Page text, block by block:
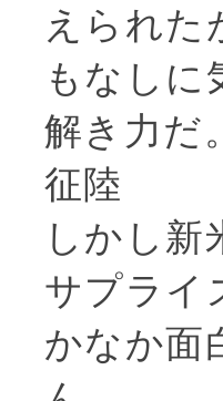
えられた
もなしに
解き力だ。
征陸
しかし新
サプライ
かなか面